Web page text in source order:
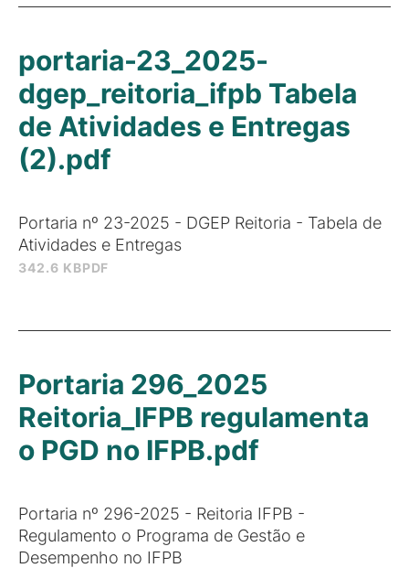
342.6 KBPDF
portaria-23_2025-
dgep_reitoria_ifpb Tabela
de Atividades e Entregas
(2).pdf
Portaria nº 23-2025 - DGEP Reitoria - Tabela de
Atividades e Entregas
Portaria 296_2025
Reitoria_IFPB regulamenta
o PGD no IFPB.pdf
Portaria nº 296-2025 - Reitoria IFPB -
Regulamento o Programa de Gestão e
Desempenho no IFPB